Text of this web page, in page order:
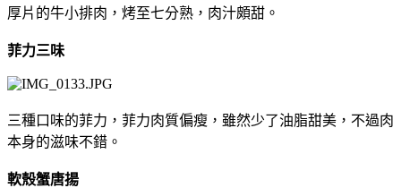
厚片的牛小排肉，烤至七分熟，肉汁頗甜。
菲力三味
三種口味的菲力，菲力肉質偏瘦，雖然少了油脂甜美，不過肉
本身的滋味不錯。
軟殼蟹唐揚